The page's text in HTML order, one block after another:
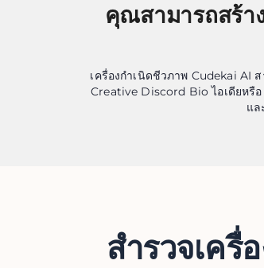
คุณสามารถสร้า
เครื่องกำเนิดชีวภาพ Cudekai AI
Creative Discord Bio ไอเดียหรื
แ
สำรวจเครื่